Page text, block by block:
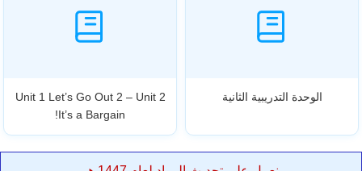
الوحدة التدريبية الثانية
Unit 1 Let’s Go Out 2 – Unit 2
It’s a Bargain!